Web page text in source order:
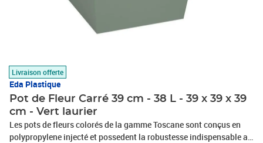
Livraison offerte
Eda Plastique
Pot de Fleur Carré 39 cm - 38 L - 39 x 39 x 39
cm - Vert laurier
Les pots de fleurs colorés de la gamme Toscane sont conçus en
polypropylene injecté et possedent la robustesse indispensable a